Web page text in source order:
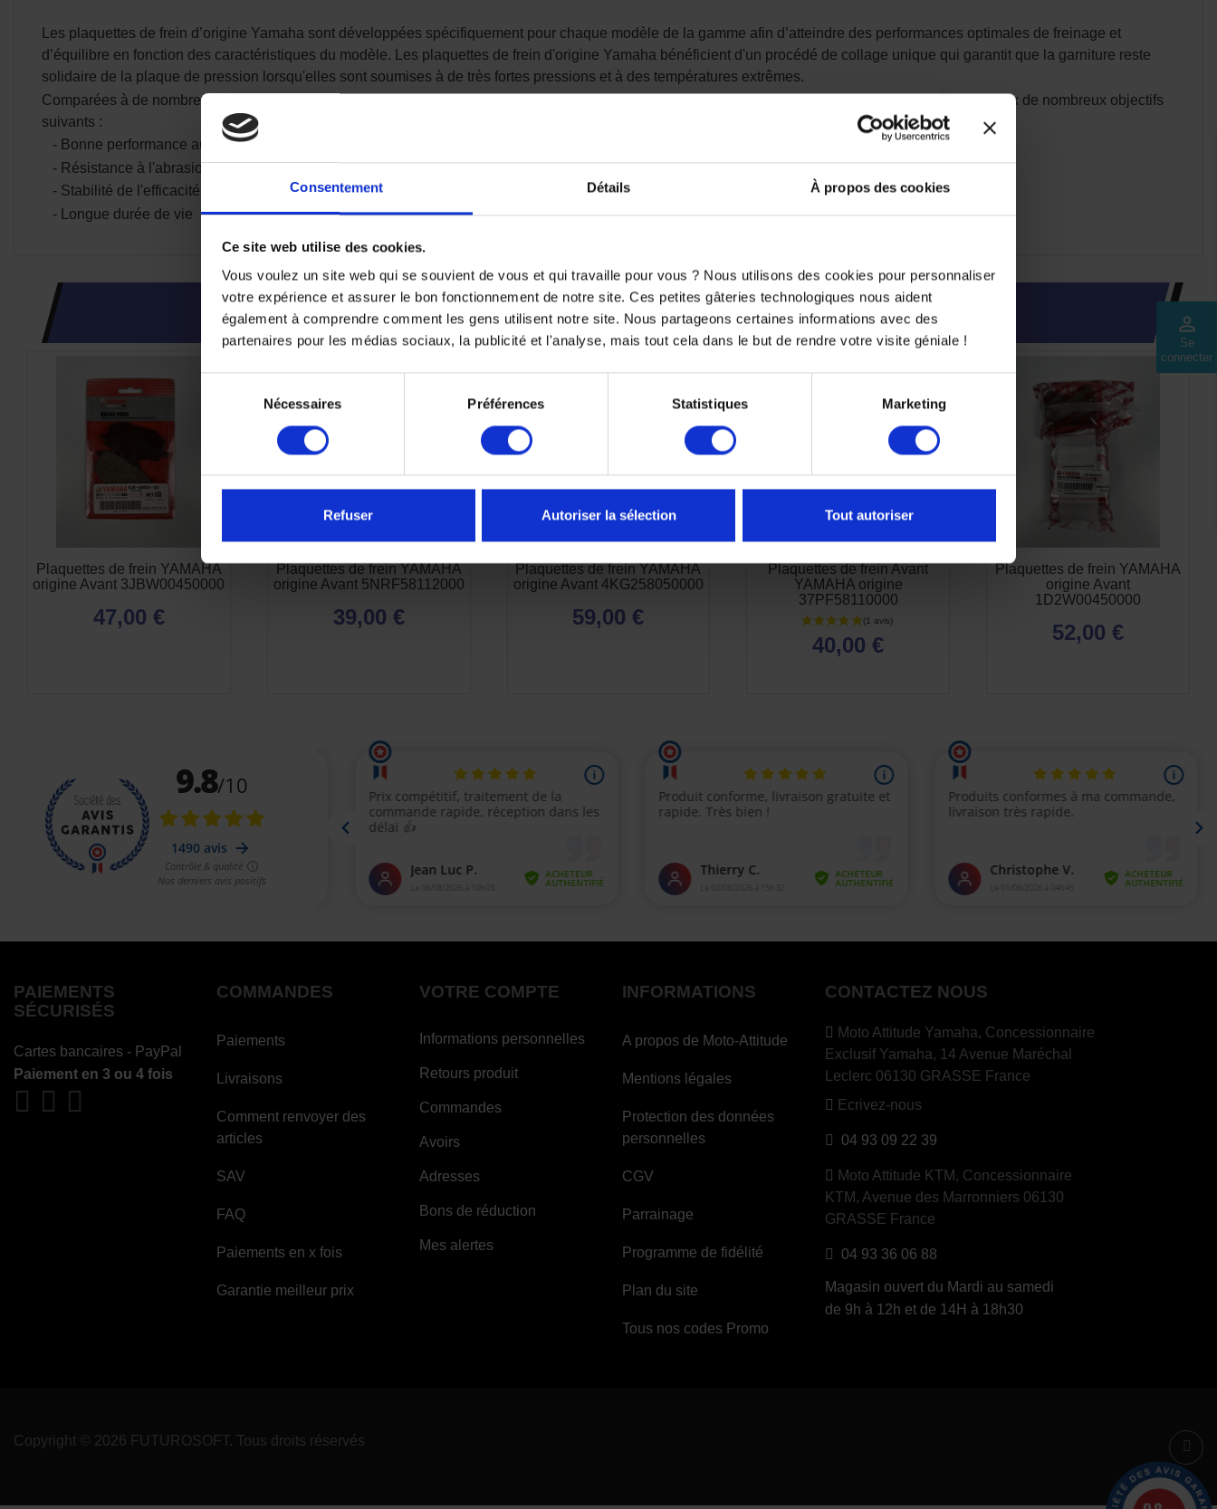
Consentement Détails À propos des cookies
Ce site web utilise des cookies.
Vous voulez un site web qui se souvient de vous et qui travaille pour vous ? Nous utilisons des cookies pour personnaliser
votre expérience et assurer le bon fonctionnement de notre site. Ces petites gâteries technologiques nous aident
également à comprendre comment les gens utilisent notre site. Nous partageons certaines informations avec des
partenaires pour les médias sociaux, la publicité et l'analyse, mais tout cela dans le but de rendre votre visite géniale !
consentement
Nécessaires Préférences Statistiques Marketing
Refuser Autoriser la sélection Tout autoriser
perm_identity
Se
connecter
Les plaquettes de frein d’origine Yamaha sont développées spécifiquement pour chaque modèle de la gamme afin d’atteindre des performances optimales de freinage et
d’équilibre en fonction des caractéristiques du modèle. Les plaquettes de frein d'origine Yamaha bénéficient d'un procédé de collage unique qui garantit que la garniture reste
solidaire de la plaque de pression lorsqu'elles sont soumises à de très fortes pressions et à des températures extrêmes.
Comparées à de nombreuses autres plaquettes de Frein de rechange adaptable, les plaquettes de frein origine Yamaha sont conçues pour répondre aux de nombreux objectifs
suivants :
- Bonne performance au freinage
- Résistance à l'abrasion
- Stabilité de l'efficacité de freinage à chaud comme à froid
- Longue durée de vie
CES PRODUITS SONT SUSCEPTIBLES DE VOUS INTÉRESSER
Plaquettes de frein YAMAHA
origine Avant 3JBW00450000
47,00 €
Plaquettes de frein YAMAHA
origine Avant 5NRF58112000
39,00 €
Plaquettes de frein YAMAHA
origine Avant 4KG258050000
59,00 €
Plaquettes de frein Avant
YAMAHA origine
37PF58110000
40,00 €
Plaquettes de frein YAMAHA
origine Avant
1D2W00450000
52,00 €
PAIEMENTS
SÉCURISÉS
Cartes bancaires - PayPal
Paiement en 3 ou 4 fois
COMMANDES
Paiements
Livraisons
Comment renvoyer des
articles
SAV
FAQ
Paiements en x fois
Garantie meilleur prix
VOTRE COMPTE
Informations personnelles
Retours produit
Commandes
Avoirs
Adresses
Bons de réduction
Mes alertes
INFORMATIONS
A propos de Moto-Attitude
Mentions légales
Protection des données
personnelles
CGV
Parrainage
Programme de fidélité
Plan du site
Tous nos codes Promo
CONTACTEZ NOUS
Moto Attitude Yamaha, Concessionnaire
Exclusif Yamaha, 14 Avenue Maréchal
Leclerc 06130 GRASSE France
Ecrivez-nous
04 93 09 22 39
Moto Attitude KTM, Concessionnaire
KTM, Avenue des Marronniers 06130
GRASSE France
04 93 36 06 88
Magasin ouvert du Mardi au samedi
de 9h à 12h et de 14H à 18h30
Copyright © 2026 FUTUROSOFT. Tous droits réservés